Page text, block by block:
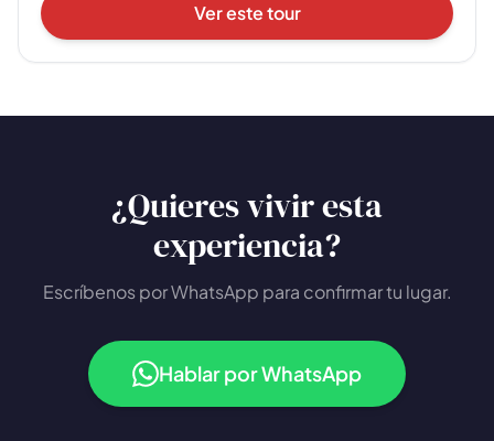
Ver este tour
¿Quieres vivir esta
experiencia?
Escríbenos por WhatsApp para confirmar tu lugar.
Hablar por WhatsApp
tours y paquetes.